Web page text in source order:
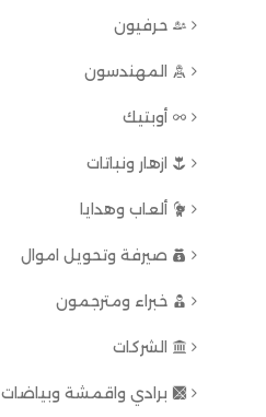
حرفيون
المهندسون
أوبتيك
ازهار ونباتات
ألعاب وهدايا
صيرفة وتحويل اموال
خبراء ومترجمون
الشركات
برادي واقمشة وبياضات